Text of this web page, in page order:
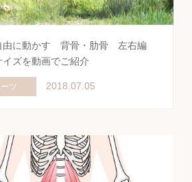
由に動かす 背骨・肋骨 左右編
イズを動画でご紹介
ツ 2018.07.05